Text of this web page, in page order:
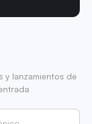
y lanzamientos de